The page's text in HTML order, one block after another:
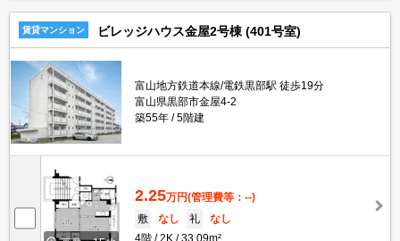
賃貸マンション ビレッジハウス金屋2号棟 (401号室)
富山地方鉄道本線/電鉄黒部駅 徒歩19分
富山県黒部市金屋4-2
築55年
5階建
2.25万円(管理費等：--)
敷
なし 礼
なし
4階
2K 33.09m²